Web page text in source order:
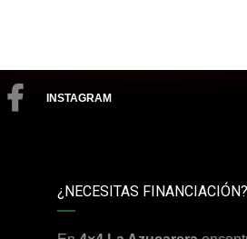
INSTAGRAM
¿NECESITAS FINANCIACIÓN?